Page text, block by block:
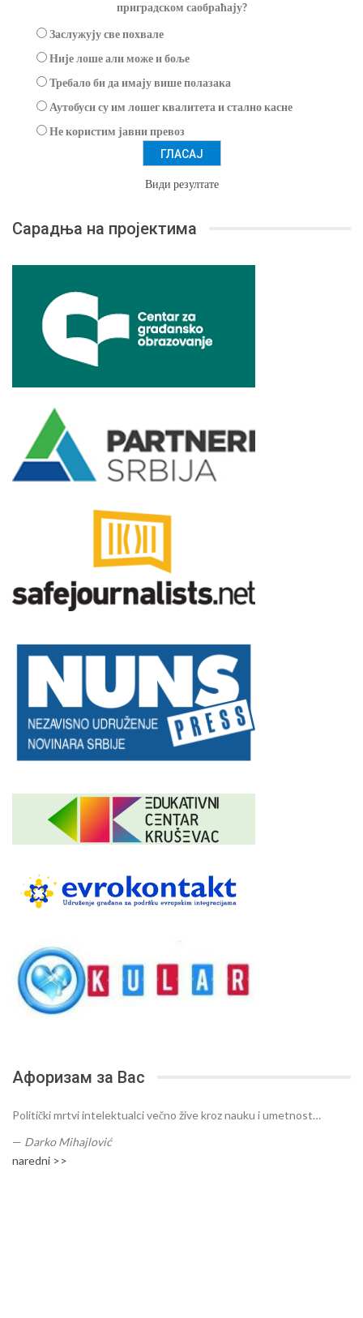
приградском саобраћају?
Заслужују све похвале
Није лоше али може и боље
Требало би да имају више полазака
Аутобуси су им лошег квалитета и стално касне
Не користим јавни превоз
Види резултате
Сарадња на пројектима
Афоризам за Вас
Politički mrtvi intelektualci večno žive kroz nauku i umetnost…
— Darko Mihajlović
naredni >>